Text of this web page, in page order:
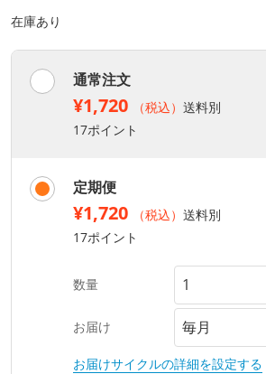
在庫あり
通常注文
¥1,720 （税込） 送料別
17ポイント
定期便
¥1,720 （税込） 送料別
17ポイント
数量
お届け
お届けサイクルの詳細を設定する